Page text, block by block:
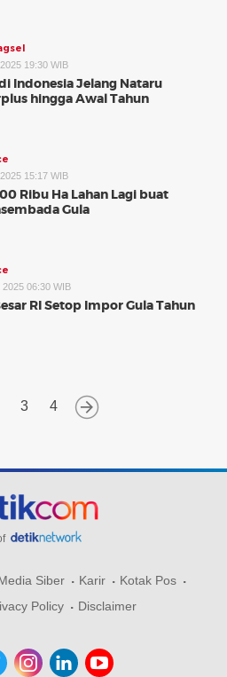
19:30 WIB
Indonesia Jelang Nataru
hingga Awal Tahun
15:17 WIB
Ribu Ha Lahan Lagi buat
Gula
06:30 WIB
RI Setop Impor Gula Tahun
3 4
Siber Karir
Kotak Pos
Policy Disclaimer